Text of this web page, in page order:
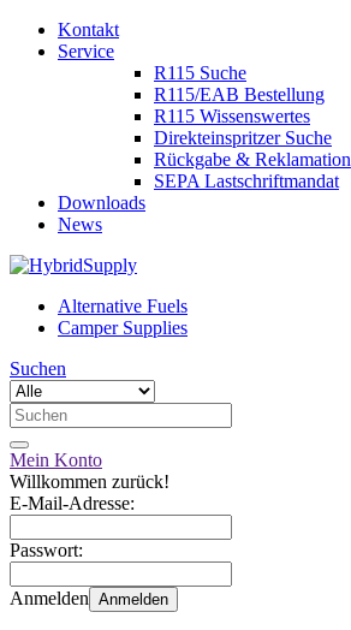
Kontakt
Service
R115 Suche
R115/EAB Bestellung
R115 Wissenswertes
Direkteinspritzer Suche
Rückgabe & Reklamation
SEPA Lastschriftmandat
Downloads
News
Alternative Fuels
Camper Supplies
Suchen
Mein Konto
Willkommen zurück!
E-Mail-Adresse:
Passwort:
Anmelden Anmelden